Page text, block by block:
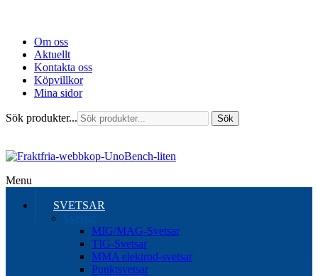
Om oss
Aktuellt
Kontakta oss
Köpvillkor
Mina sidor
Sök produkter... Sök
Menu
SVETSAR
MIG/MAG-Svetsar
TIG-Svetsar
MMA elektrod-svetsar
Punktsvetsar